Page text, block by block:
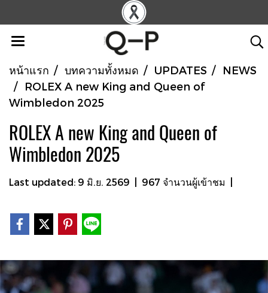
หน้าแรก บทความทั้งหมด UPDATES
NEWS
ROLEX A new King and Queen of
Wimbledon 2025
ROLEX A new King and Queen of
Wimbledon 2025
Last updated: 9 มิ.ย. 2569 967 จำนวนผู้เข้าชม